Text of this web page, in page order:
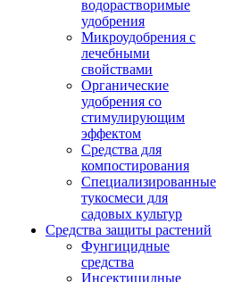
водорастворимые
удобрения
Микроудобрения с
лечебными
свойствами
Органические
удобрения со
стимулирующим
эффектом
Средства для
компостирования
Специализированные
тукосмеси для
садовых культур
Средства защиты растений
Фунгицидные
средства
Инсектицидные